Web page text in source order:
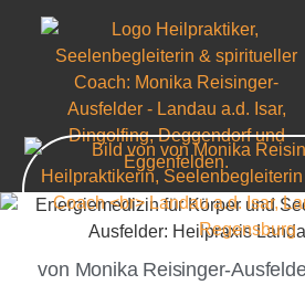
von Monika Reisinger-